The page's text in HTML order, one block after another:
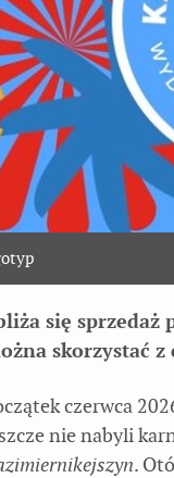
się
skorzystać
czerwca
nie nabyli
.